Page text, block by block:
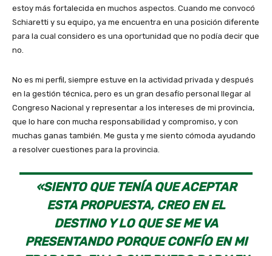
estoy más fortalecida en muchos aspectos. Cuando me convocó
Schiaretti y su equipo, ya me encuentra en una posición diferente
para la cual considero es una oportunidad que no podía decir que
no.
No es mi perfil, siempre estuve en la actividad privada y después
en la gestión técnica, pero es un gran desafío personal llegar al
Congreso Nacional y representar a los intereses de mi provincia,
que lo hare con mucha responsabilidad y compromiso, y con
muchas ganas también. Me gusta y me siento cómoda ayudando
a resolver cuestiones para la provincia.
«SIENTO QUE TENÍA QUE ACEPTAR
ESTA PROPUESTA, CREO EN EL
DESTINO Y LO QUE SE ME VA
PRESENTANDO PORQUE CONFÍO EN MI